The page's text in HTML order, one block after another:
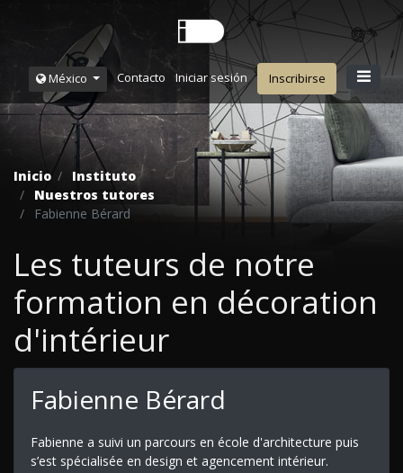
México Contacto Iniciar sesión Inscribirse
Inicio
Instituto
Nuestros tutores
Fabienne Bérard
Les tuteurs de notre
formation en décoration
d'intérieur
Fabienne Bérard
Fabienne a suivi un parcours en école d'architecture puis
s’est spécialisée en design et agencement intérieur.